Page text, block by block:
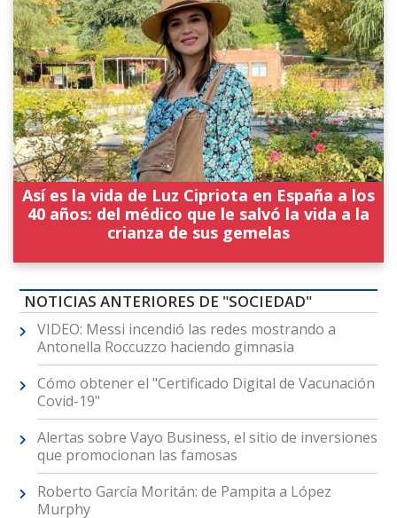
Así es la vida de Luz Cipriota en España a los
40 años: del médico que le salvó la vida a la
crianza de sus gemelas
NOTICIAS ANTERIORES DE "SOCIEDAD"
VIDEO: Messi incendió las redes mostrando a
Antonella Roccuzzo haciendo gimnasia
Cómo obtener el "Certificado Digital de Vacunación
Covid-19"
Alertas sobre Vayo Business, el sitio de inversiones
que promocionan las famosas
Roberto García Moritán: de Pampita a López
Murphy